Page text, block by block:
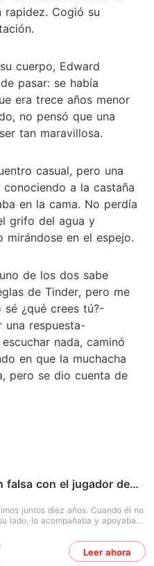
Cogió su
cuerpo, Edward
pasar: se había
era trece años menor
no pensó que una
tan maravillosa.
casual, pero una
a la castaña
en la cama. No perdía
grifo del agua y
mirándose en el espejo.
de los dos sabe
de Tinder, pero me
¿qué crees tú?-
una respuesta-
nada, caminó
en que la muchacha
pero se dio cuenta de
falsa con el jugador de
juntos diez años. Cuando él no
lado, lo acompañaba y apoyaba
en su esposa, la única mujer
su prometida, no solo me dejó,
Leer ahora